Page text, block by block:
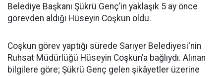
Belediye Başkanı Şükrü Genç’in yaklaşık 5 ay önce
görevden aldığı Hüseyin Coşkun oldu.
Coşkun görev yaptığı sürede Sarıyer Belediyesi'nin
Ruhsat Müdürlüğü Hüseyin Coşkun’a bağlıydı. Alınan
bilgilere göre; Şükrü Genç gelen şikâyetler üzerine